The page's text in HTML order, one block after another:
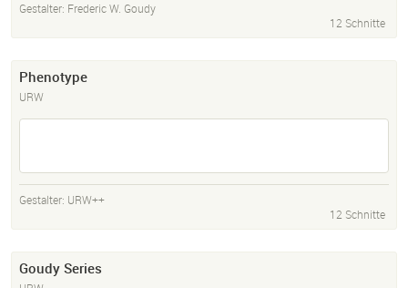
Gestalter: Frederic W. Goudy
12 Schnitte
Phenotype
URW
Gestalter: URW++
12 Schnitte
Goudy Series